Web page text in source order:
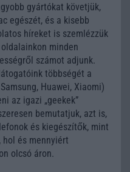
gyártókat követjük,
egészét, és a kisebb
híreket is szemlézzük
minden
számot adjunk.
többségét a
Huawei, Xiaomi)
az igazi „geekek”
bemutatjuk, azt is,
és kiegészítők, mint
és mennyiért
olcsó áron.